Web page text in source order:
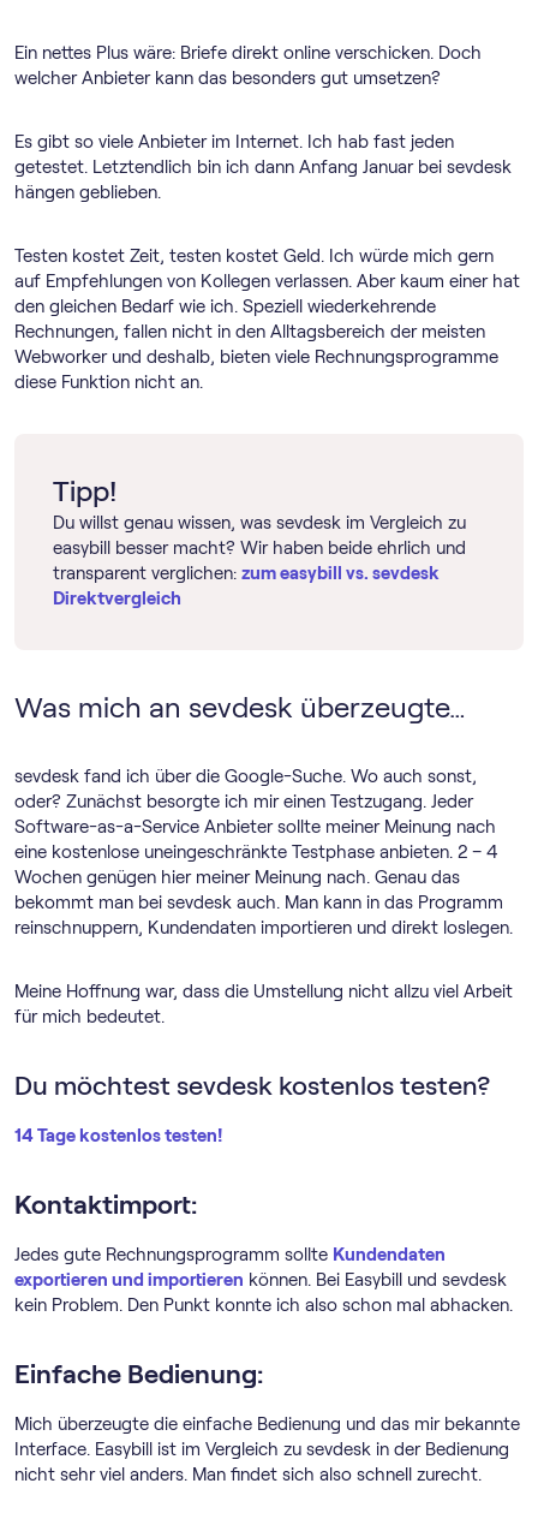
Ein nettes Plus wäre: Briefe direkt online verschicken. Doch
welcher Anbieter kann das besonders gut umsetzen?
Es gibt so viele Anbieter im Internet. Ich hab fast jeden
getestet. Letztendlich bin ich dann Anfang Januar bei sevdesk
hängen geblieben.
Testen kostet Zeit, testen kostet Geld. Ich würde mich gern
auf Empfehlungen von Kollegen verlassen. Aber kaum einer hat
den gleichen Bedarf wie ich. Speziell wiederkehrende
Rechnungen, fallen nicht in den Alltagsbereich der meisten
Webworker und deshalb, bieten viele Rechnungs­programme
diese Funktion nicht an.
Tipp!
Du willst genau wissen, was sevdesk im Vergleich zu
easybill besser macht? Wir haben beide ehrlich und
transparent verglichen: zum easybill vs. sevdesk
Direktvergleich
Was mich an sevdesk überzeugte…
sevdesk fand ich über die Google-Suche. Wo auch sonst,
oder? Zunächst besorgte ich mir einen Testzugang. Jeder
Software-as-a-Service Anbieter sollte meiner Meinung nach
eine kostenlose uneingeschränkte Testphase anbieten. 2 – 4
Wochen genügen hier meiner Meinung nach. Genau das
bekommt man bei sevdesk auch. Man kann in das Programm
reinschnuppern, Kundendaten importieren und direkt loslegen.
Meine Hoffnung war, dass die Umstellung nicht allzu viel Arbeit
für mich bedeutet.
Du möchtest sevdesk kostenlos testen?
14 Tage kostenlos testen!
Kontaktimport:
Jedes gute Rechnungs­programm sollte Kundendaten
exportieren und importieren können. Bei Easybill und sevdesk
kein Problem. Den Punkt konnte ich also schon mal abhacken.
Einfache Bedienung:
Mich überzeugte die einfache Bedienung und das mir bekannte
Interface. Easybill ist im Vergleich zu sevdesk in der Bedienung
nicht sehr viel anders. Man findet sich also schnell zurecht.